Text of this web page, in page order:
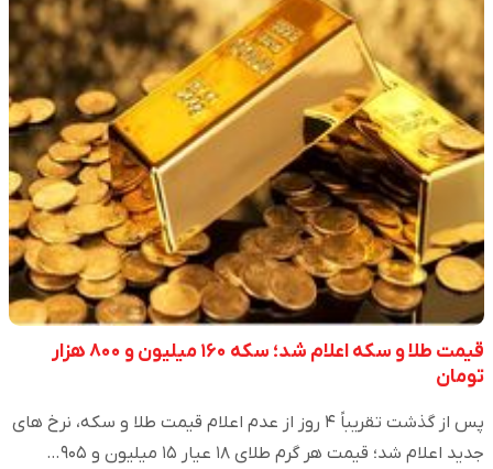
قیمت طلا و سکه اعلام شد؛ سکه ۱۶۰ میلیون و ۸۰۰ هزار
تومان
پس از گذشت تقریباً ۴ روز از عدم اعلام قیمت طلا و سکه، نرخ های
جدید اعلام شد؛ قیمت هر گرم طلای ۱۸ عیار ۱۵ میلیون و ۹۰۵…